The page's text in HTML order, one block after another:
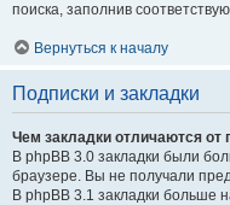
поиска, заполнив
Вернуться к началу
Подписки и закладки
Чем закладки отличаются от
В phpBB 3.0 закладки были
браузере. Вы не получали
В phpBB 3.1 закладки больше